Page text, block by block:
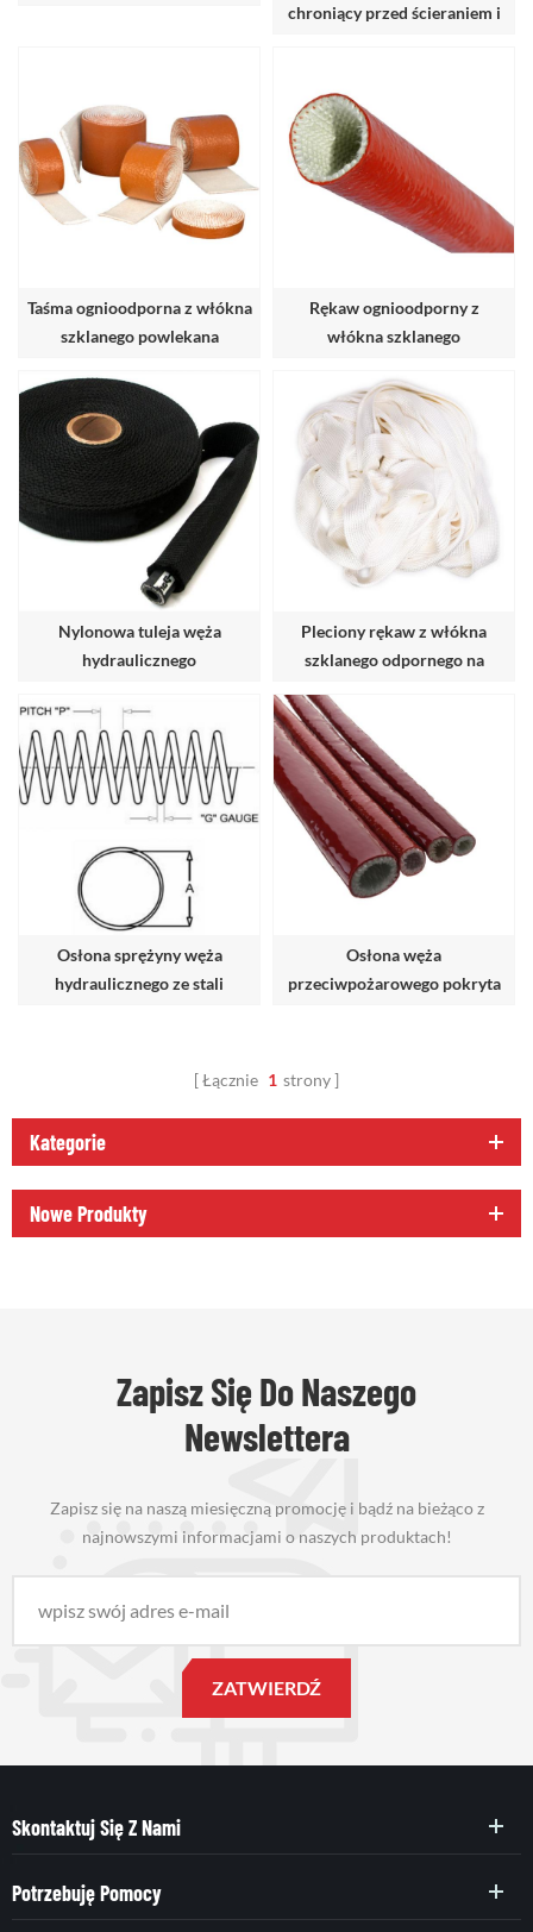
chroniący przed ścieraniem i
Taśma ognioodporna z włókna
szklanego powlekana
Rękaw ognioodporny z
włókna szklanego
Nylonowa tuleja węża
hydraulicznego
Pleciony rękaw z włókna
szklanego odpornego na
Osłona sprężyny węża
hydraulicznego ze stali
Osłona węża
przeciwpożarowego pokryta
Łącznie 1 strony
Kategorie
Nowe Produkty
Zapisz Się Do Naszego
Newslettera
Zapisz się na naszą miesięczną promocję i bądź na bieżąco z
najnowszymi informacjami o naszych produktach!
Skontaktuj Się Z Nami
Potrzebuję Pomocy